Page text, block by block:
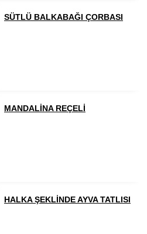
SÜTLÜ BALKABAĞI ÇORBASI
MANDALİNA REÇELİ
HALKA ŞEKLİNDE AYVA TATLISI